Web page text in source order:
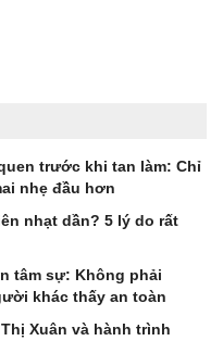
trước khi tan làm: Chỉ
nhẹ đầu hơn
nhạt dần? 5 lý do rất
tâm sự: Không phải
khác thấy an toàn
Xuân và hành trình